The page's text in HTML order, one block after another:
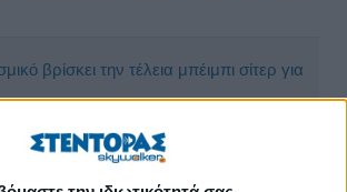
βρίσκει την τέλεια μπέιμπι σίτερ για
πεύκο» Ένα οικολογικό διαδραστικό